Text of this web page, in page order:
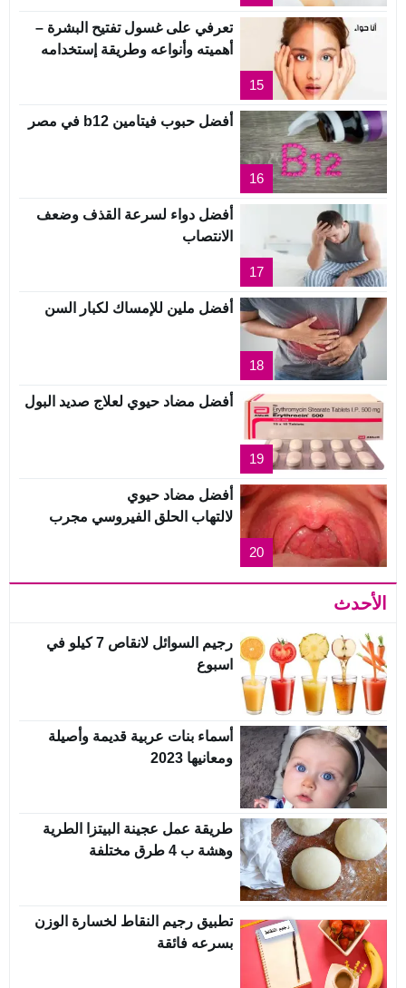
15
تعرفي على غسول تفتيح البشرة –
أهميته وأنواعه وطريقة إستخدامه
16
أفضل حبوب فيتامين b12 في مصر
17
أفضل دواء لسرعة القذف وضعف
الانتصاب
18
أفضل ملين للإمساك لكبار السن
19
أفضل مضاد حيوي لعلاج صديد البول
20
أفضل مضاد حيوي
لالتهاب الحلق الفيروسي مجرب
الأحدث
رجيم السوائل لانقاص 7 كيلو في
اسبوع
أسماء بنات عربية قديمة وأصيلة
ومعانيها 2023
طريقة عمل عجينة البيتزا الطرية
وهشة ب 4 طرق مختلفة
تطبيق رجيم النقاط لخسارة الوزن
بسرعه فائقة